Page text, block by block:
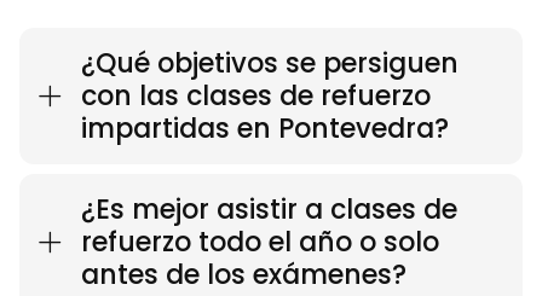
¿Qué objetivos se persiguen
con las clases de refuerzo
impartidas en Pontevedra?
¿Es mejor asistir a clases de
refuerzo todo el año o solo
antes de los exámenes?